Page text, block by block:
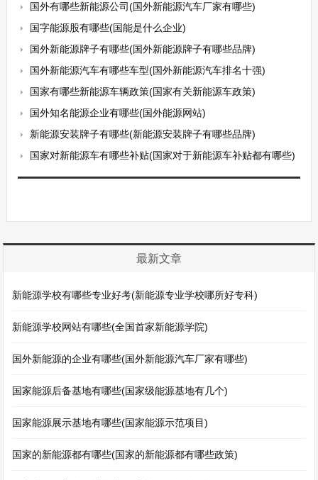
国外有哪些新能源公司(国外新能源汽车厂家有哪些)
国字能源股有哪些(国能是什么企业)
国外新能源牌子有哪些(国外新能源牌子有哪些品牌)
国外新能源汽车有哪些车型(国外新能源汽车排名十强)
国家有哪些新能源车辆政策(国家有关新能源车政策)
国外知名能源企业有哪些(国外能源网站)
新能源安装牌子有哪些(新能源安装牌子有哪些品牌)
国家对新能源车有哪些补贴(国家对于新能源车补贴都有哪些)
最新文章
新能源学校有哪些专业好考(新能源专业学校哪所好专科)
新能源学校网站有哪些(全国首家新能源学院)
国外新能源的企业有哪些(国外新能源汽车厂家有哪些)
国家能源后备基地有哪些(国家级能源基地有几个)
国家能源展示基地有哪些(国家能源示范项目)
国家的新能源都有哪些(国家的新能源都有哪些政策)